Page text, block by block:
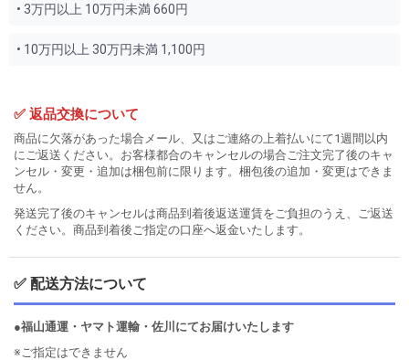
• 3万円以上 10万円未満 660円
• 10万円以上 30万円未満 1,100円
✅ 返品交換について
商品に欠落があった場合メール、又はご連絡の上着払いにて1週間以内
にご返送ください。お客様都合のキャンセルの場合ご注文完了後のキャ
ンセル・変更・追加は梱包前に限ります。梱包後の追加・変更はできま
せん。
発送完了後のキャンセルは商品到着後返送運賃をご負担のうえ、ご返送
ください。商品到着後ご指定の口座へ返金いたします。
✅ 配送方法について
●福山通運・ヤマト運輸・佐川にてお届けいたします
※ご指定はできません